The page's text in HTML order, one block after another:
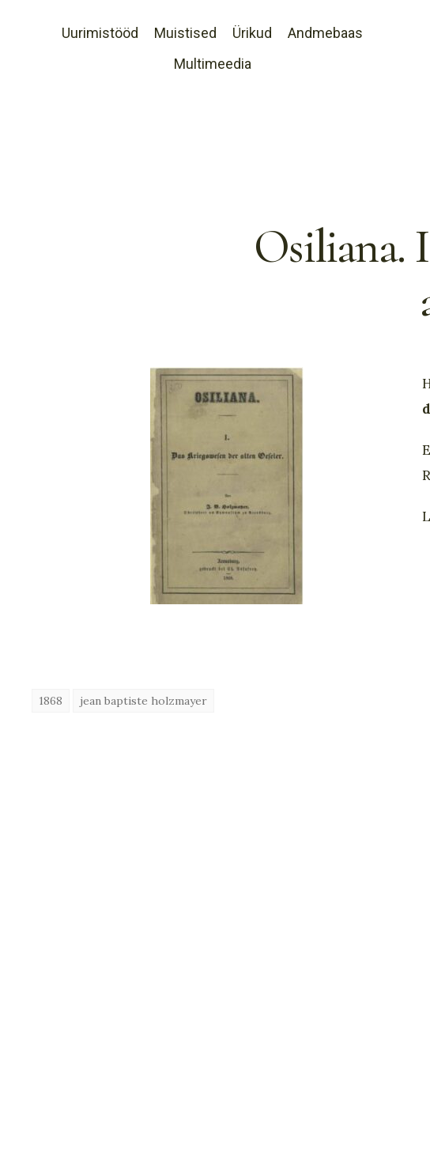
Uurimistööd Muistised Ürikud
Andmebaas
Multimeedia
Osiliana.
1868 jean baptiste holzmayer